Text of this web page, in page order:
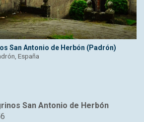
San Antonio de Herbón (Padrón)
España
San Antonio de Herbón